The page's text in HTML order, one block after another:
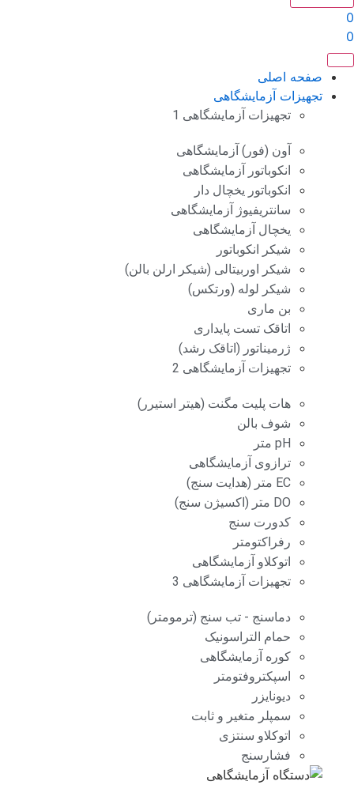
0
0
صفحه اصلی
تجهیزات آزمایشگاهی
تجهیزات آزمایشگاهی 1
آون (فور) آزمایشگاهی
انکوباتور آزمایشگاهی
انکوباتور یخچال دار
سانتریفیوژ آزمایشگاهی
یخچال آزمایشگاهی
شیکر انکوباتور
شیکر اوربیتالی (شیکر ارلن بالن)
شیکر لوله (ورتکس)
بن ماری
اتاقک تست پایداری
ژرمیناتور (اتاقک رشد)
تجهیزات آزمایشگاهی 2
هات پلیت مگنت (هیتر استیرر)
شوف بالن
pH متر
ترازوی آزمایشگاهی
EC متر (هدایت سنج)
DO متر (اکسیژن سنج)
کدورت سنج
رفراکتومتر
اتوکلاو آزمایشگاهی
تجهیزات آزمایشگاهی 3
دماسنج - تب سنج (ترمومتر)
حمام التراسونیک
کوره آزمایشگاهی
اسپکتروفتومتر
دیونایزر
سمپلر متغیر و ثابت
اتوکلاو سنتزی
فشارسنج